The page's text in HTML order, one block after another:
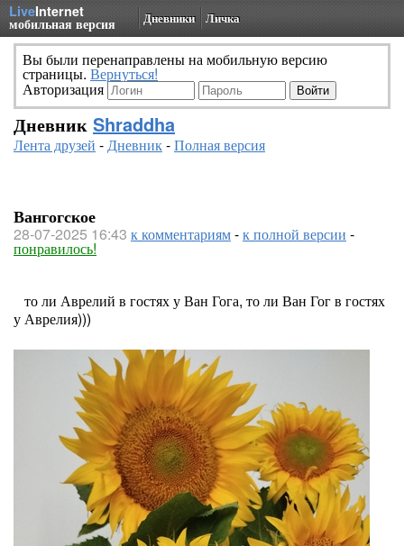
LiveInternet
мобильная версия Дневники Личка
Вы были перенаправлены на мобильную версию
страницы. Вернуться!
Авторизация
Дневник Shraddha
Лента друзей -Дневник-Полная версия
Вангогское
28-07-2025 16:43 к комментариям-к полной версии -
понравилось!
то ли Аврелий в гостях у Ван Гога, то ли Ван Гог в гостях
у Аврелия)))